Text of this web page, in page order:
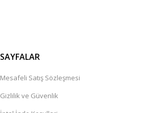
SAYFALAR
Mesafeli Satış Sözleşmesi
Gizlilik ve Güvenlik